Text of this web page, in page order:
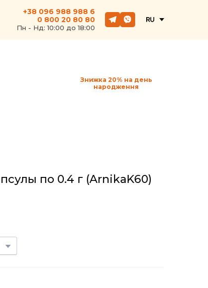
+38 096 988 988 6
0 800 20 80 80
Пн - Hд: 10:00 до 18:00
Знижка 20% на день
народження
по 0.4 г (ArnikaK60)